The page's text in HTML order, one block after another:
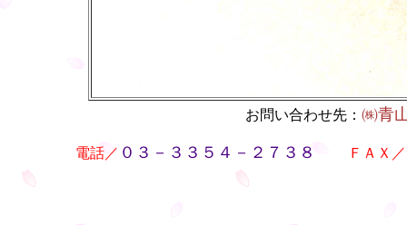
お問い合わせ先： ㈱青
電話／ ０３－３３５４－２７３８ ＦＡＸ／